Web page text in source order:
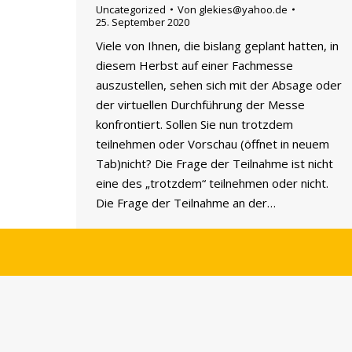
Uncategorized Von glekies@yahoo.de
25. September 2020
Viele von Ihnen, die bislang geplant hatten, in
diesem Herbst auf einer Fachmesse
auszustellen, sehen sich mit der Absage oder
der virtuellen Durchführung der Messe
konfrontiert. Sollen Sie nun trotzdem
teilnehmen oder Vorschau (öffnet in neuem
Tab)nicht? Die Frage der Teilnahme ist nicht
eine des „trotzdem“ teilnehmen oder nicht.
Die Frage der Teilnahme an der…